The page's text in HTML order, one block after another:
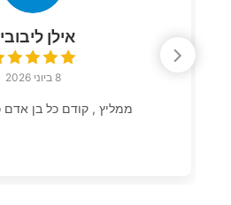
אילן
8 ביוני 2026
ממליץ , קודם כל בן אדם